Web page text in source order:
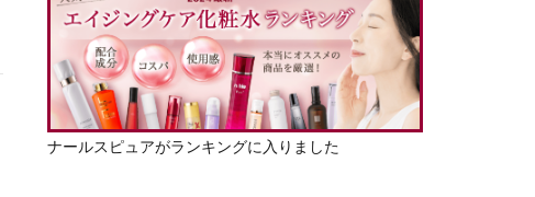
ナールスピュアがランキングに入りました